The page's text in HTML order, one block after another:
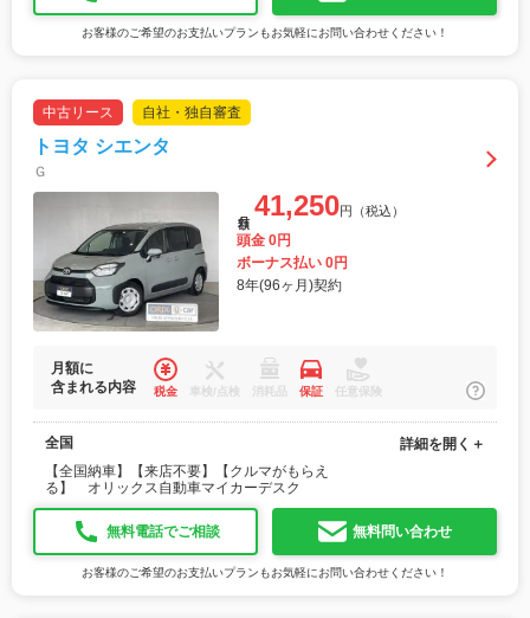
お客様のご希望のお支払いプランもお気軽にお問い合わせください！
中古リース 自社・独自審査
トヨタ シエンタ
Ｇ
41,250円（税込）
頭金 0円
ボーナス払い 0円
8年(96ヶ月)契約
月額に
含まれる内容
税金 車検/点検 消耗品 保証 任意保険
全国
【全国納車】【来店不要】【クルマがもらえ
る】 オリックス自動車マイカーデスク
詳細を開く＋
無料電話でご相談 無料問い合わせ
お客様のご希望のお支払いプランもお気軽にお問い合わせください！